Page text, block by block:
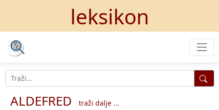
leksikon
ALDEFRED traži dalje ...